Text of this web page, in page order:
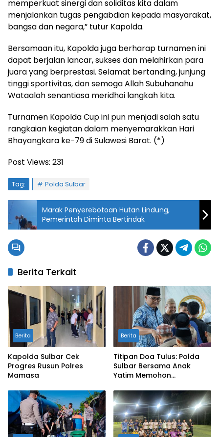
memperkuat sinergi dan soliditas kita dalam
menjalankan tugas pengabdian kepada masyarakat,
bangsa dan negara,” tutur Kapolda.
Bersamaan itu, Kapolda juga berharap turnamen ini
dapat berjalan lancar, sukses dan melahirkan para
juara yang berprestasi. Selamat bertanding, junjung
tinggi sportivitas, dan semoga Allah Subuhanahu
Wataalah senantiasa meridhoi langkah kita.
Turnamen Kapolda Cup ini pun menjadi salah satu
rangkaian kegiatan dalam menyemarakkan Hari
Bhayangkara ke-79 di Sulawesi Barat. (*)
Post Views: 231
Tag: Polda Sulbar
Marak Penyerebotoan Hutan Lindung,
Pemerintah Diminta Bertindak
Berita Terkait
Berita
Kapolda Sulbar Cek
Progres Rusun Polres
Berita
Titipan Doa Tulus: Polda
Sulbar Bersama Anak
Yatim Memohon
Negeri